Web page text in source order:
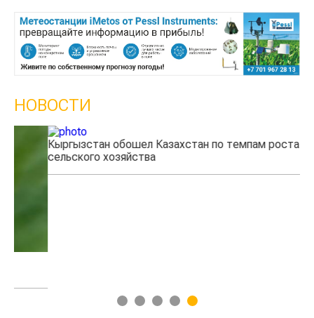
НОВОСТИ
Кыргызстан обошел Казахстан по темпам роста
сельского хозяйства
1 2 3 4 5